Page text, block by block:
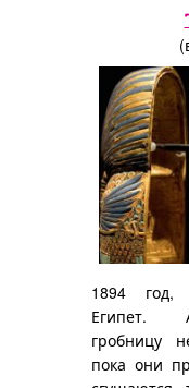
1894 год,
Египет.
гробницу
пока они